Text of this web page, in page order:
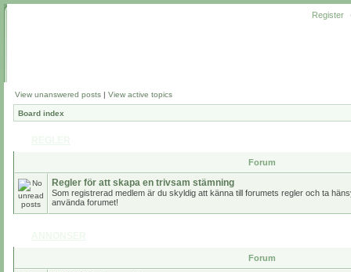
Register
View unanswered posts | View active topics
Board index
Forum
Regler för att skapa en trivsam stämning
Som registrerad medlem är du skyldig att känna till forumets regler och ta
använda forumet!
Forum